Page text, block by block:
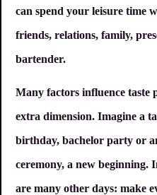
can spend your leisure time
friends, relations, family,
bartender.
Many factors influence taste
extra dimension. Imagine a
birthday, bachelor party or
ceremony, a new beginning.
are many other days: make